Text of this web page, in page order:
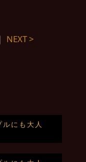
｜ NEXT >
にも大人